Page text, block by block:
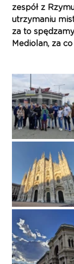
zespół z
utrzymaniu
za to
Mediolan, za